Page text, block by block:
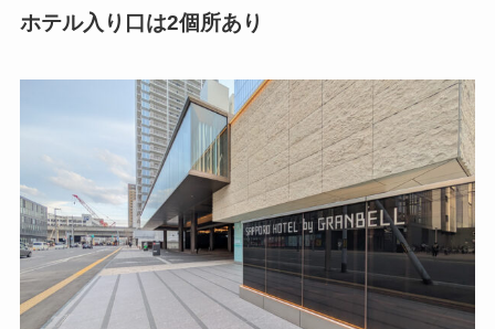
ホテル入り口は2個所あり